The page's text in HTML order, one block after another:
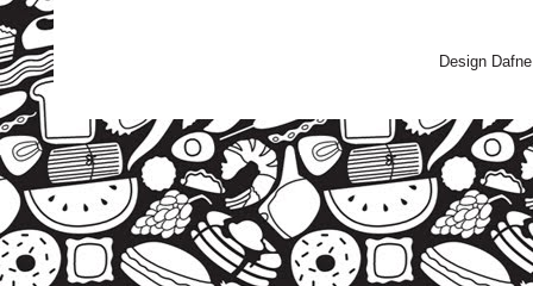
Design